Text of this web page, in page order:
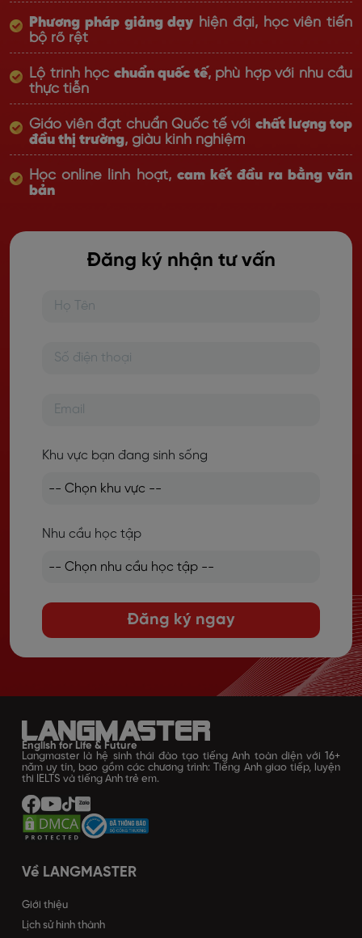
Phương pháp giảng dạy hiện đại, học viên tiến
bộ rõ rệt
Lộ trình học chuẩn quốc tế, phù hợp với nhu cầu
thực tiễn
Giáo viên đạt chuẩn Quốc tế với chất lượng top
đầu thị trường, giàu kinh nghiệm
Học online linh hoạt, cam kết đầu ra bằng văn
bản
Đăng ký nhận tư vấn
Khu vực bạn đang sinh sống
Nhu cầu học tập
Đăng ký ngay
English for Life & Future
Langmaster là hệ sinh thái đào tạo tiếng Anh toàn diện với 16+
năm uy tín, bao gồm các chương trình: Tiếng Anh giao tiếp, luyện
thi IELTS và tiếng Anh trẻ em.
Về LANGMASTER
Giới thiệu
Lịch sử hình thành